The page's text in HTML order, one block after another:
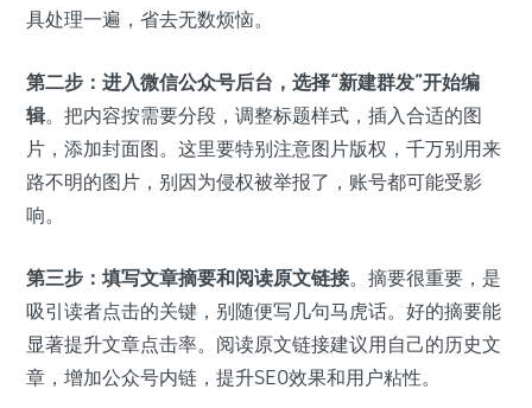
具处理一遍，省去无数烦恼。
第二步：进入微信公众号后台，选择“新建群发”开始编
辑。把内容按需要分段，调整标题样式，插入合适的图
片，添加封面图。这里要特别注意图片版权，千万别用来
路不明的图片，别因为侵权被举报了，账号都可能受影
响。
第三步：填写文章摘要和阅读原文链接。摘要很重要，是
吸引读者点击的关键，别随便写几句马虎话。好的摘要能
显著提升文章点击率。阅读原文链接建议用自己的历史文
章，增加公众号内链，提升SEO效果和用户粘性。